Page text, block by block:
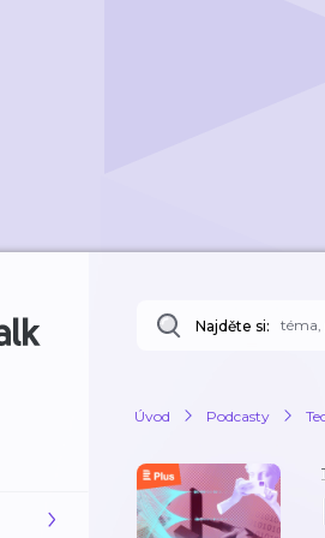
Najděte si:
Úvod Podcasty